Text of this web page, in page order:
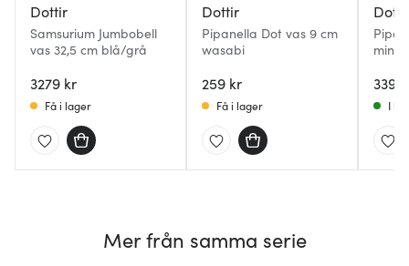
Dottir
Samsurium Jumbobell
vas 32,5 cm blå/grå
3279 kr
Få i lager
Dottir
Pipanella Dot vas 9 cm
wasabi
259 kr
Få i lager
339
I
Mer från samma serie